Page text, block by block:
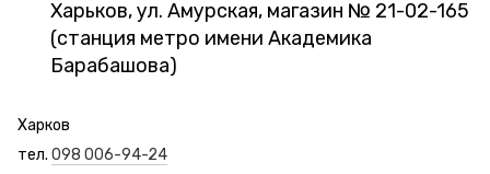
Харьков, ул. Амурская, магазин № 21-02-165
(станция метро имени Академика
Барабашова)
Харков
тел. 098 006-94-24